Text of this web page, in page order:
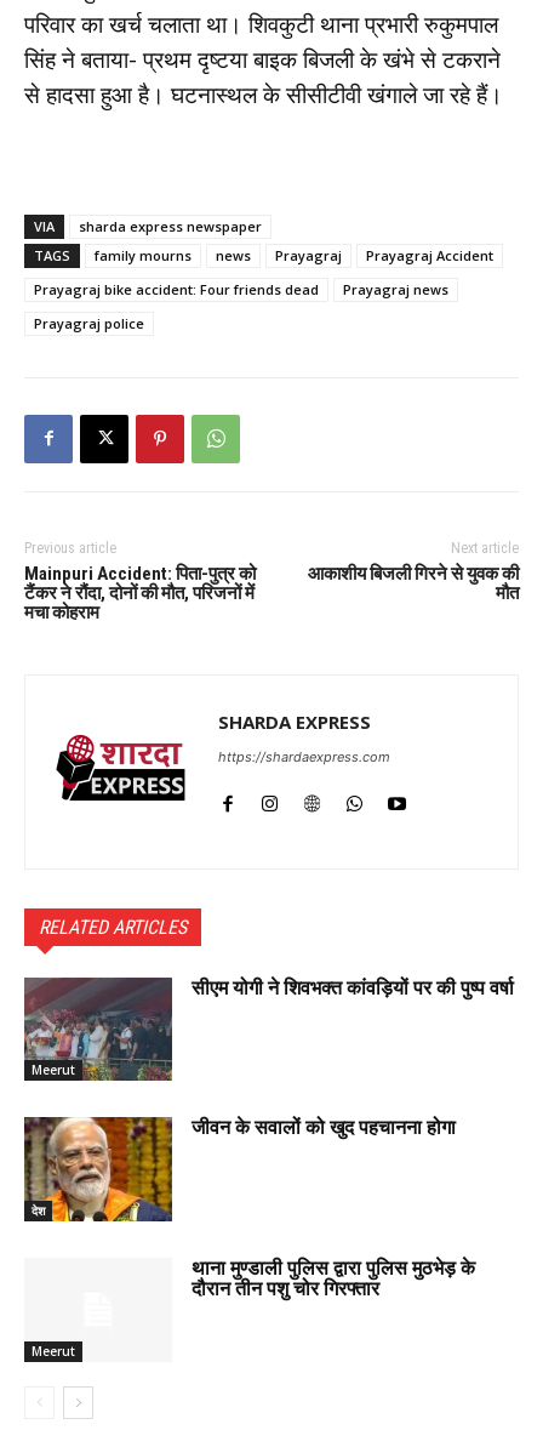
परिवार का खर्च चलाता था। शिवकुटी थाना प्रभारी रुकुमपाल
सिंह ने बताया- प्रथम दृष्टया बाइक बिजली के खंभे से टकराने
से हादसा हुआ है। घटनास्थल के सीसीटीवी खंगाले जा रहे हैं।
VIA
sharda express newspaper
TAGS
family mourns news Prayagraj
Prayagraj Accident
Prayagraj bike accident: Four friends dead
Prayagraj news
Prayagraj police
Previous article
Mainpuri Accident: पिता-पुत्र को
टैंकर ने रौंदा, दोनों की मौत, परिजनों में
मचा कोहराम
Next article
आकाशीय बिजली गिरने से युवक की
मौत
SHARDA EXPRESS
https://shardaexpress.com
RELATED ARTICLES
Meerut
सीएम योगी ने शिवभक्त कांवड़ियों पर की पुष्प वर्षा
देश
जीवन के सवालों को खुद पहचानना होगा
Meerut
थाना मुण्डाली पुलिस द्वारा पुलिस मुठभेड़ के
दौरान तीन पशु चोर गिरफ्तार